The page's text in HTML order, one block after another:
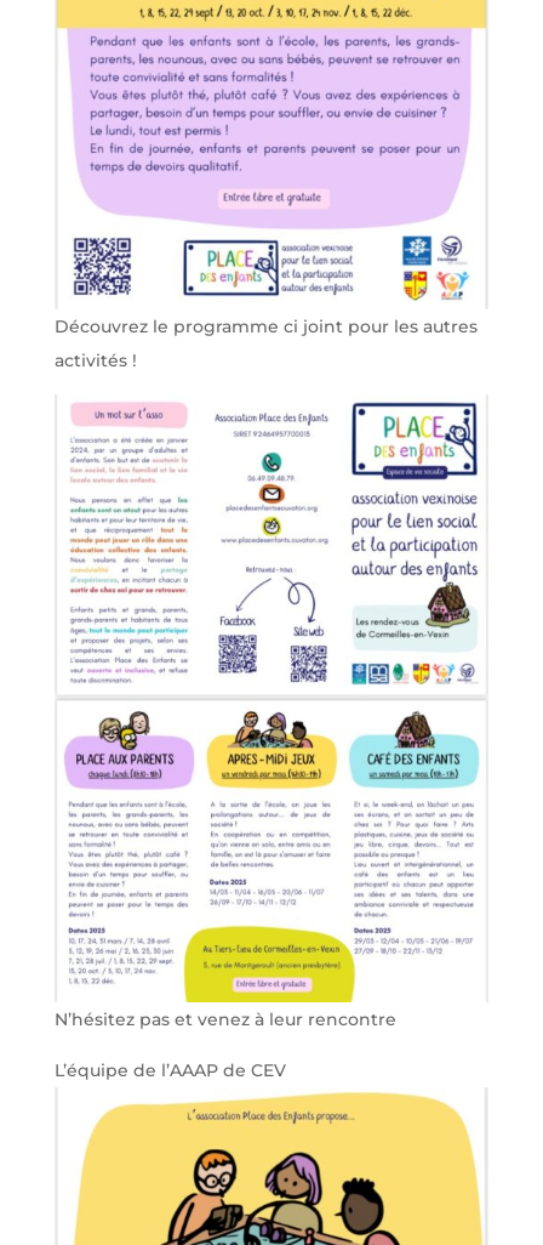
Découvrez le programme ci joint pour les autres
activités !
N’hésitez pas et venez à leur rencontre
L’équipe de l’AAAP de CEV